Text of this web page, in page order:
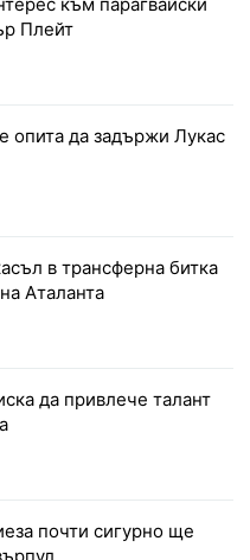
Плейт
опита да задържи Лукас
в трансферна битка
Аталанта
да привлече талант
почти сигурно ще